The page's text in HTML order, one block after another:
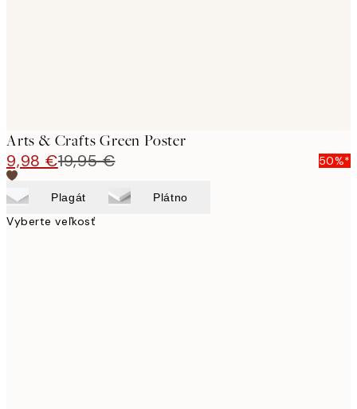
Arts & Crafts Green Poster
9,98 €19,95 € 50%*
Plagát Plátno
Vyberte veľkosť